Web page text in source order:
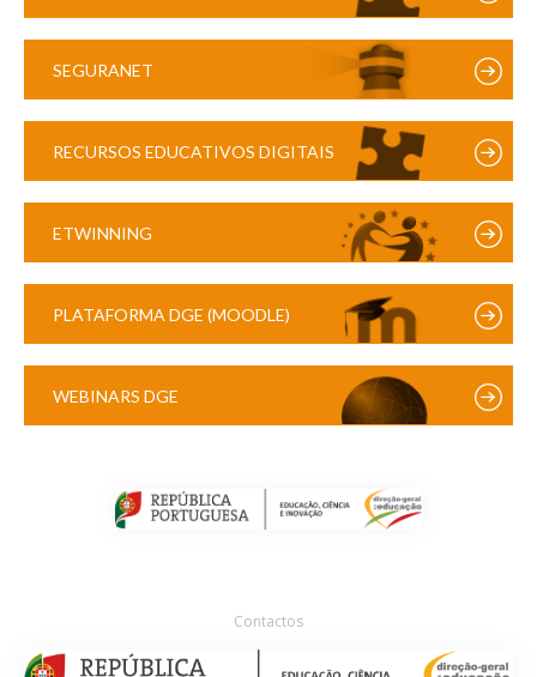
SEGURANET
RECURSOS EDUCATIVOS DIGITAIS
ETWINNING
PLATAFORMA DGE (MOODLE)
WEBINARS DGE
Contactos